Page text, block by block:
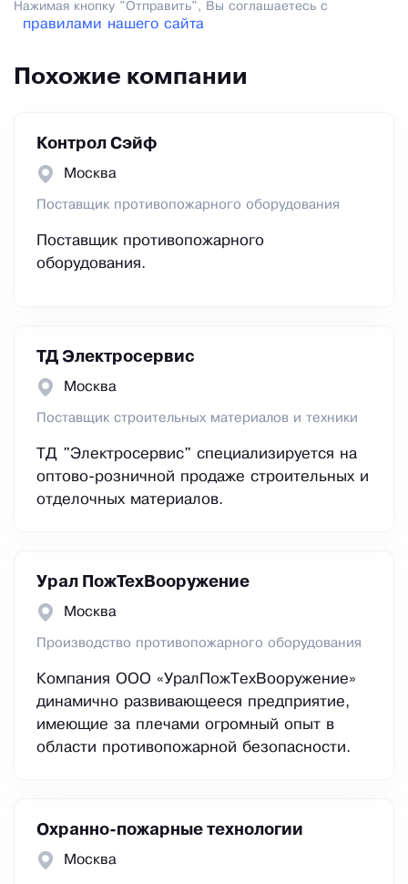
Нажимая кнопку "Отправить", Вы соглашаетесь с
правилами нашего сайта
Похожие компании
Контрол Сэйф
Москва
Поставщик противопожарного оборудования
Поставщик противопожарного
оборудования.
ТД Электросервис
Москва
Поставщик строительных материалов и техники
ТД "Электросервис" специализируется на
оптово-розничной продаже строительных и
отделочных материалов.
Урал ПожТехВооружение
Москва
Производство противопожарного оборудования
Компания ООО «УралПожТехВооружение»
динамично развивающееся предприятие,
имеющие за плечами огромный опыт в
области противопожарной безопасности.
Охранно-пожарные технологии
Москва